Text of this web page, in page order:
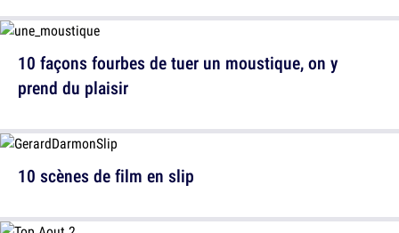
10 scènes de film en slip
10 façons fourbes de tuer un moustique, on y
prend du plaisir